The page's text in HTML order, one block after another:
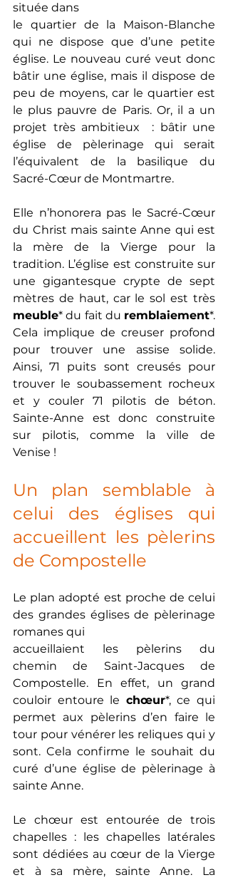
située dans
le quartier de la Maison-Blanche
qui ne dispose que d’une petite
église. Le nouveau curé veut donc
bâtir une église, mais il dispose de
peu de moyens, car le quartier est
le plus pauvre de Paris. Or, il a un
projet très ambitieux  : bâtir une
église de pèlerinage qui serait
l’équivalent de la basilique du
Sacré-Cœur de Montmartre.
Elle n’honorera pas le Sacré-Cœur
du Christ mais sainte Anne qui est
la mère de la Vierge pour la
tradition. L’église est construite sur
une gigantesque crypte de sept
meuble* du fait du remblaiement*.
Cela implique de creuser profond
pour trouver une assise solide.
Ainsi, 71 puits sont creusés pour
trouver le soubassement rocheux
et y couler 71 pilotis de béton.
Sainte-Anne est donc construite
sur pilotis, comme la ville de
Venise !
Un plan semblable à
celui des églises qui
accueillent les pèlerins
de Compostelle
Le plan adopté est proche de celui
des grandes églises de pèlerinage
romanes qui
accueillaient les pèlerins du
chemin de Saint-Jacques de
Compostelle. En effet, un grand
couloir entoure le chœur*, ce qui
permet aux pèlerins d’en faire le
tour pour vénérer les reliques qui y
sont. Cela confirme le souhait du
curé d’une église de pèlerinage à
sainte Anne.
Le chœur est entourée de trois
chapelles : les chapelles latérales
sont dédiées au cœur de la Vierge
et à sa mère, sainte Anne. La